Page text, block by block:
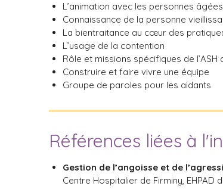
L’animation avec les personnes
Connaissance de la personne
La bientraitance au cœur des
L’usage de la contention
Rôle et missions spécifiques de
Construire et faire vivre une équipe
Groupe de paroles pour les aidants
Références liées à
Gestion de l’angoisse et de
Centre Hospitalier de Firminy, EHPAD